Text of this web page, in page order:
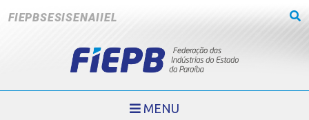
FIEPBSESISENAIIEL
MENU